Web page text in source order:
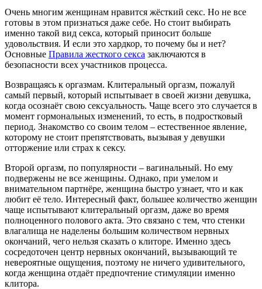
Очень многим женщинам нравится жёсткий секс. Но не все
готовы в этом признаться даже себе. Но стоит выбирать
именно такой вид секса, который приносит больше
удовольствия. И если это хардкор, то почему бы и нет?
Основные Правила жесткого секса заключаются в
безопасности всех участников процесса.
Возвращаясь к оргазмам. Клитеральный оргазм, пожалуй
самый первый, который испытывает в своей жизни девушка,
когда осознаёт свою сексуальность. Чаще всего это случается в
момент гормональных изменений, то есть, в подростковый
период. Знакомство со своим телом – естественное явление,
которому не стоит препятствовать, вызывая у девушки
отторжение или страх к сексу.
Второй оргазм, по популярности – вагинальный. Но ему
подвержены не все женщины. Однако, при умелом и
внимательном партнёре, женщина быстро узнает, что и как
любит её тело. Интересный факт, большее количество женщин
чаще испытывают клитеральный оргазм, даже во время
полноценного полового акта. Это связано с тем, что стенки
влагалища не наделены большим количеством нервных
окончаний, чего нельзя сказать о клиторе. Именно здесь
сосредоточен центр нервных окончаний, вызывающий те
невероятные ощущения, поэтому не ничего удивительного,
когда женщина отдаёт предпочтение стимуляции именно
клитора.